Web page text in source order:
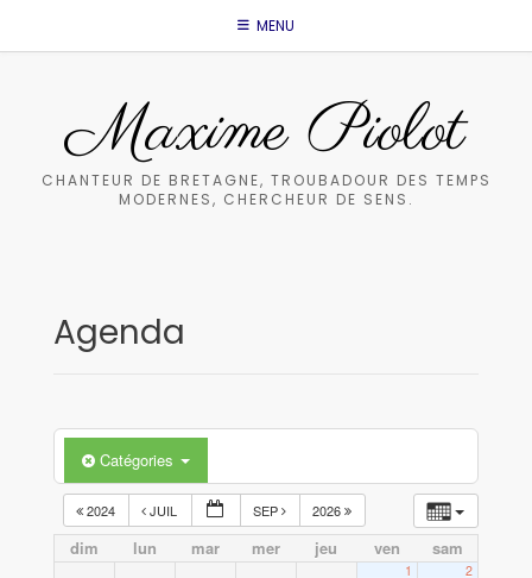
MENU
Maxime Piolot
CHANTEUR DE BRETAGNE, TROUBADOUR DES TEMPS
MODERNES, CHERCHEUR DE SENS.
Agenda
Catégories
2024 JUIL SEP 2026
dim lun mar mer jeu ven sam
1 2